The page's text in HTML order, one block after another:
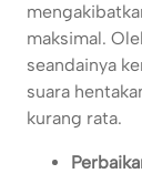
maksimal.
seandainya
suara
kurang rata.